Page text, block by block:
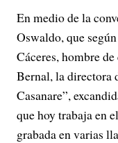
En medio de la
Oswaldo, que
Cáceres, hombre
Bernal, la directora
Casanare”,
que hoy trabaja en
grabada en varias